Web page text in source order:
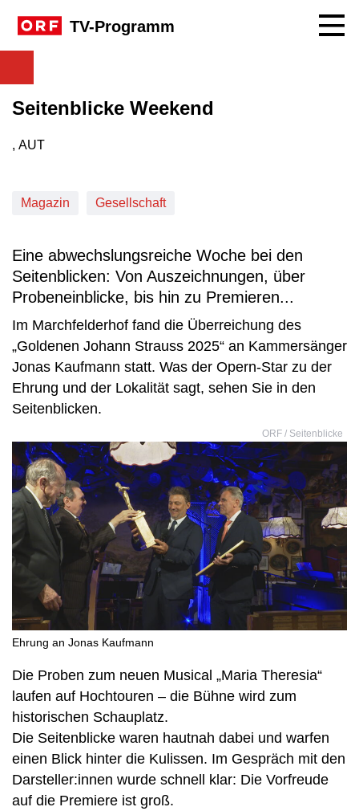
TV-Programm
Seitenblicke Weekend
Produktionsland: AUT
, AUT
Magazin Gesellschaft
Eine abwechslungsreiche Woche bei den
Seitenblicken: Von Auszeichnungen, über
Probeneinblicke, bis hin zu Premieren...
Im Marchfelderhof fand die Überreichung des
„Goldenen Johann Strauss 2025“ an Kammersänger
Jonas Kaufmann statt. Was der Opern-Star zu der
Ehrung und der Lokalität sagt, sehen Sie in den
Seitenblicken.
ORF / Seitenblicke
Ehrung an Jonas Kaufmann
Die Proben zum neuen Musical „Maria Theresia“
laufen auf Hochtouren – die Bühne wird zum
historischen Schauplatz.
Die Seitenblicke waren hautnah dabei und warfen
einen Blick hinter die Kulissen. Im Gespräch mit den
Darsteller:innen wurde schnell klar: Die Vorfreude
auf die Premiere ist groß.